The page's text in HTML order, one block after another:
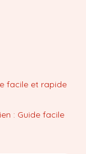
facile et rapide
: Guide facile